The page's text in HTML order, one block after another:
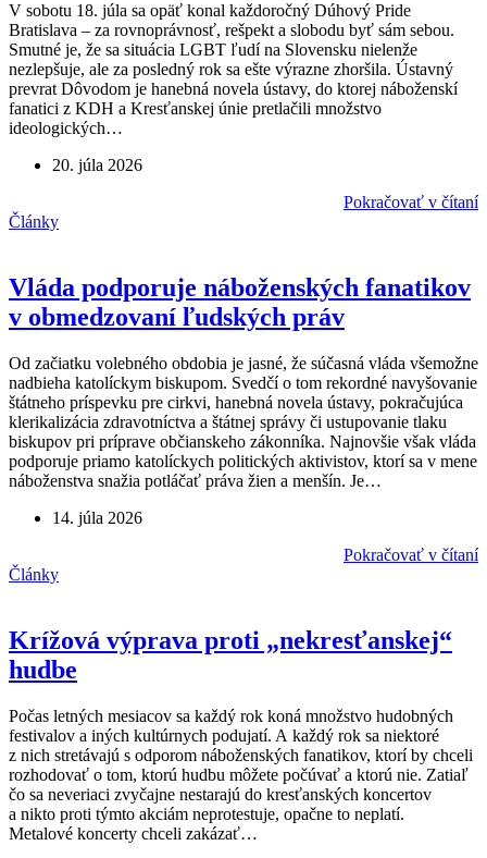
V sobotu 18. júla sa opäť konal každoročný Dúhový Pride
Bratislava – za rovnoprávnosť, rešpekt a slobodu byť sám sebou.
Smutné je, že sa situácia LGBT ľudí na Slovensku nielenže
nezlepšuje, ale za posledný rok sa ešte výrazne zhoršila. Ústavný
prevrat Dôvodom je hanebná novela ústavy, do ktorej náboženskí
fanatici z KDH a Kresťanskej únie pretlačili množstvo
ideologických…
20. júla 2026
Pokračovať v čítaní
Články
Vláda podporuje náboženských fanatikov
v obmedzovaní ľudských práv
Od začiatku volebného obdobia je jasné, že súčasná vláda všemožne
nadbieha katolíckym biskupom. Svedčí o tom rekordné navyšovanie
štátneho príspevku pre cirkvi, hanebná novela ústavy, pokračujúca
klerikalizácia zdravotníctva a štátnej správy či ustupovanie tlaku
biskupov pri príprave občianskeho zákonníka. Najnovšie však vláda
podporuje priamo katolíckych politických aktivistov, ktorí sa v mene
náboženstva snažia potláčať práva žien a menšín. Je…
14. júla 2026
Pokračovať v čítaní
Články
Krížová výprava proti „nekresťanskej“
hudbe
Počas letných mesiacov sa každý rok koná množstvo hudobných
festivalov a iných kultúrnych podujatí. A každý rok sa niektoré
z nich stretávajú s odporom náboženských fanatikov, ktorí by chceli
rozhodovať o tom, ktorú hudbu môžete počúvať a ktorú nie. Zatiaľ
čo sa neveriaci zvyčajne nestarajú do kresťanských koncertov
a nikto proti týmto akciám neprotestuje, opačne to neplatí.
Metalové koncerty chceli zakázať…